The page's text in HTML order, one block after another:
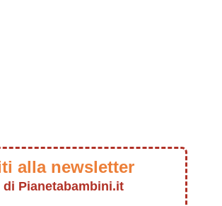
alla newsletter
di Pianetabambini.it